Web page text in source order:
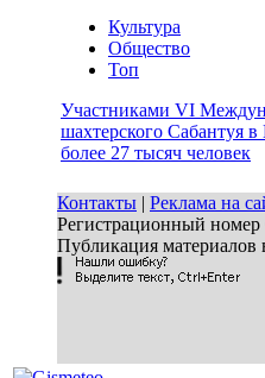
Культура
Общество
Топ
Участниками VI
шахтерского Сабантуя в
более 27 тысяч человек
Контакты | Реклама на
Регистрационный
Публикация материалов